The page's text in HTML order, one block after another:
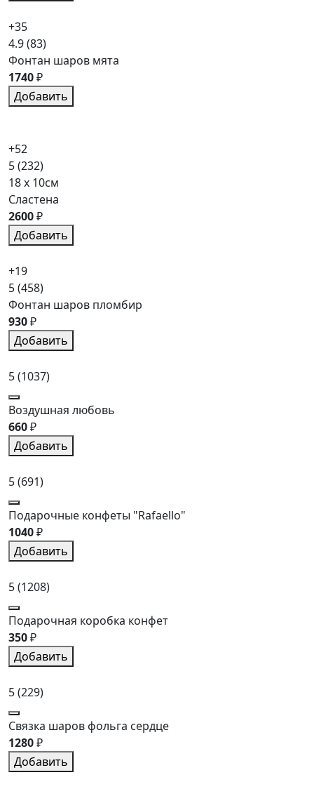
+35
4.9(83)
Фонтан шаров мята
1740₽
Добавить
+52
5(232)
18 x 10см
Сластена
2600₽
Добавить
+19
5(458)
Фонтан шаров пломбир
930₽
Добавить
5(1037)
Воздушная любовь
660₽
Добавить
5(691)
Подарочные конфеты "Rafaello"
1040₽
Добавить
5(1208)
Подарочная коробка конфет
350₽
Добавить
5(229)
Связка шаров фольга сердце
1280₽
Добавить